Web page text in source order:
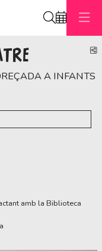
A INFANTS
amb la Biblioteca